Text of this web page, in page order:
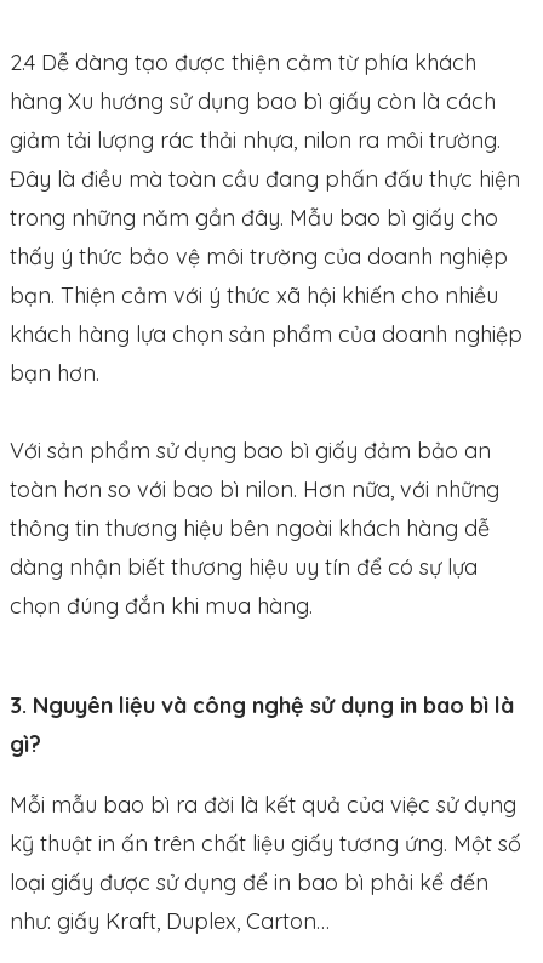
2.4 Dễ dàng tạo được thiện cảm từ phía khách
hàng Xu hướng sử dụng bao bì giấy còn là cách
giảm tải lượng rác thải nhựa, nilon ra môi trường.
Đây là điều mà toàn cầu đang phấn đấu thực hiện
trong những năm gần đây. Mẫu bao bì giấy cho
thấy ý thức bảo vệ môi trường của doanh nghiệp
bạn. Thiện cảm với ý thức xã hội khiến cho nhiều
khách hàng lựa chọn sản phẩm của doanh nghiệp
bạn hơn.
Với sản phẩm sử dụng bao bì giấy đảm bảo an
toàn hơn so với bao bì nilon. Hơn nữa, với những
thông tin thương hiệu bên ngoài khách hàng dễ
dàng nhận biết thương hiệu uy tín để có sự lựa
chọn đúng đắn khi mua hàng.
3. Nguyên liệu và công nghệ sử dụng in bao bì là
gì?
Mỗi mẫu bao bì ra đời là kết quả của việc sử dụng
kỹ thuật in ấn trên chất liệu giấy tương ứng. Một số
loại giấy được sử dụng để in bao bì phải kể đến
như: giấy Kraft, Duplex, Carton…